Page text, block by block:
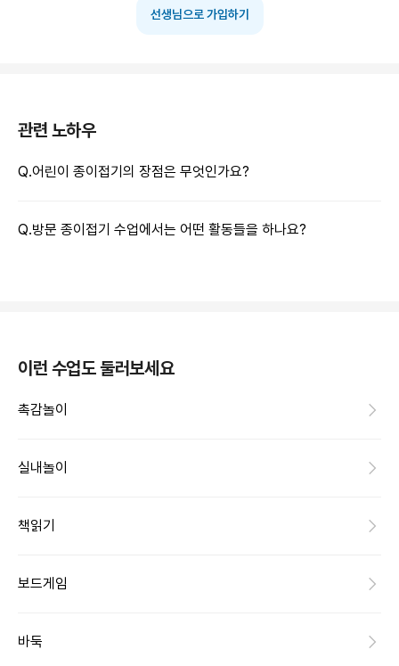
선생님으로 가입하기
관련 노하우
Q.어린이 종이접기의 장점은 무엇인가요?
Q.방문 종이접기 수업에서는 어떤 활동들을 하나요?
이런 수업도 둘러보세요
촉감놀이
실내놀이
책읽기
보드게임
바둑